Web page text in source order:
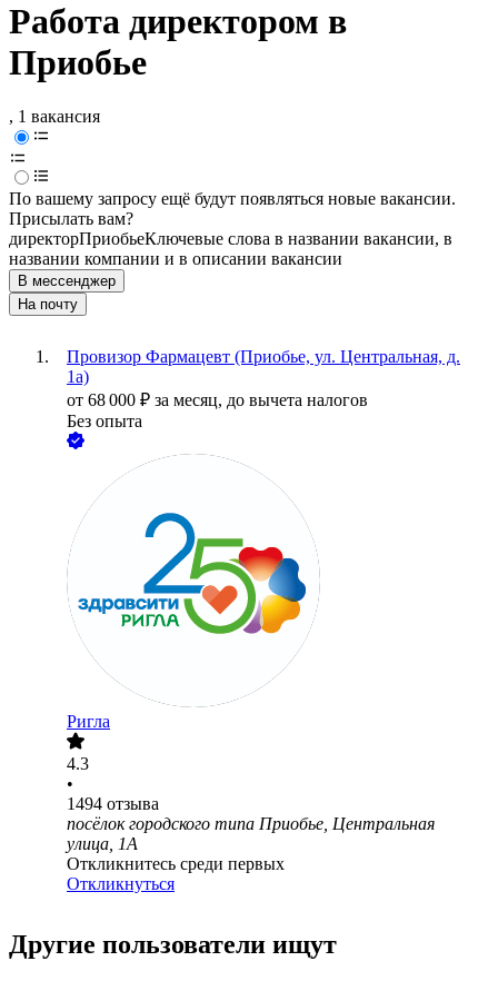
Работа директором в
Приобье
, 1 вакансия
По вашему запросу ещё будут появляться новые вакансии.
Присылать вам?
директорПриобьеКлючевые слова в названии вакансии, в
названии компании и в описании вакансии
В мессенджер
На почту
Провизор Фармацевт (Приобье, ул. Центральная, д.
1а)
от 68 000 ₽ за месяц, до вычета налогов
Без опыта
Ригла
4.3
•
1494 отзыва
посёлок городского типа Приобье, Центральная
улица, 1А
Откликнитесь среди первых
Откликнуться
Другие пользователи ищут